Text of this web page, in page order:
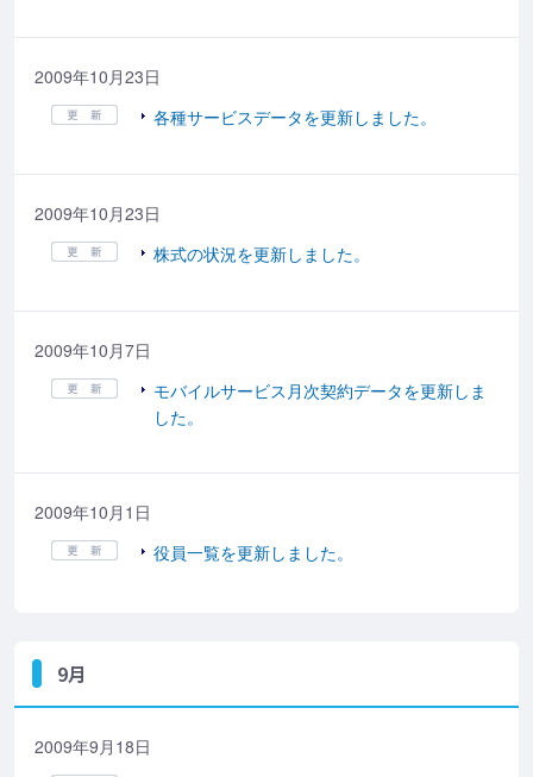
2009年10月23日
各種サービスデータを更新しました。
2009年10月23日
株式の状況を更新しました。
2009年10月7日
モバイルサービス月次契約データを更新しま
した。
2009年10月1日
役員一覧を更新しました。
9月
2009年9月18日